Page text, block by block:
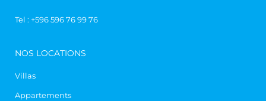
Tel : +596 596 76 99 76
NOS LOCATIONS
Villas
Appartements